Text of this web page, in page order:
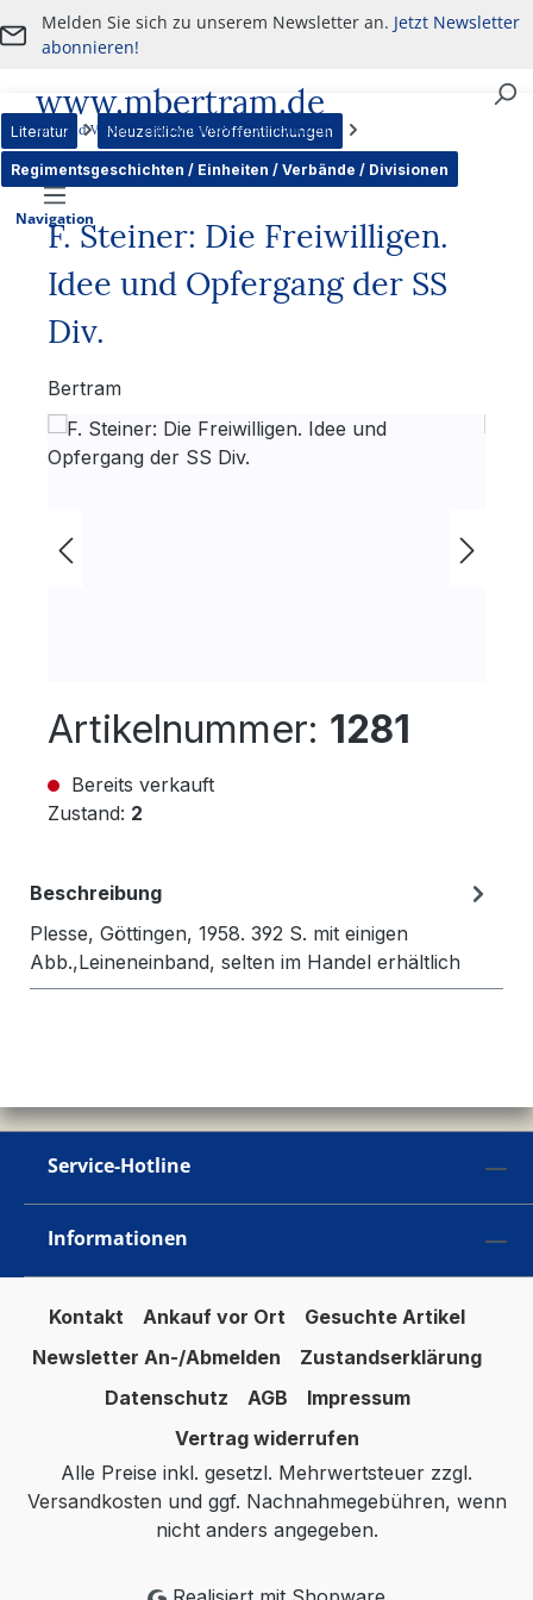
Zum Hauptinhalt springen
Melden Sie sich zu unserem Newsletter an. Jetzt Newsletter
abonnieren!
www.mbertram.de
An- und Verkauf von militärischen Antiquitäten
Navigation
Literatur Neuzeitliche Veröffentlichungen
Regimentsgeschichten / Einheiten / Verbände / Divisionen
F. Steiner: Die Freiwilligen.
Idee und Opfergang der SS
Div.
Bertram
Bildergalerie überspringen
Artikelnummer: 1281
Bereits verkauft
Zustand: 2
Beschreibung
Plesse, Göttingen, 1958. 392 S. mit einigen
Abb.,Leineneinband, selten im Handel erhältlich
Service-Hotline
Informationen
Kontakt Ankauf vor Ort
Gesuchte Artikel
Newsletter An-/Abmelden
Zustandserklärung
Datenschutz
AGB
Impressum
Vertrag widerrufen
Alle Preise inkl. gesetzl. Mehrwertsteuer zzgl.
Versandkosten und ggf. Nachnahmegebühren, wenn
nicht anders angegeben.